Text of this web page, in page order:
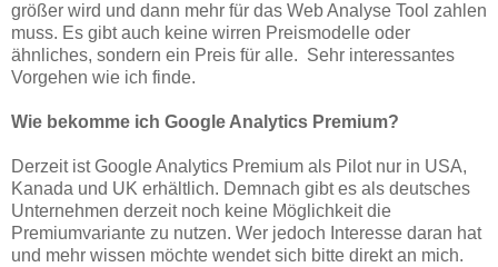
größer wird und dann mehr für das Web Analyse Tool zahlen
muss. Es gibt auch keine wirren Preismodelle oder
ähnliches, sondern ein Preis für alle. Sehr interessantes
Vorgehen wie ich finde.
Wie bekomme ich Google Analytics Premium?
Derzeit ist Google Analytics Premium als Pilot nur in USA,
Kanada und UK erhältlich. Demnach gibt es als deutsches
Unternehmen derzeit noch keine Möglichkeit die
Premiumvariante zu nutzen. Wer jedoch Interesse daran hat
und mehr wissen möchte wendet sich bitte direkt an mich.